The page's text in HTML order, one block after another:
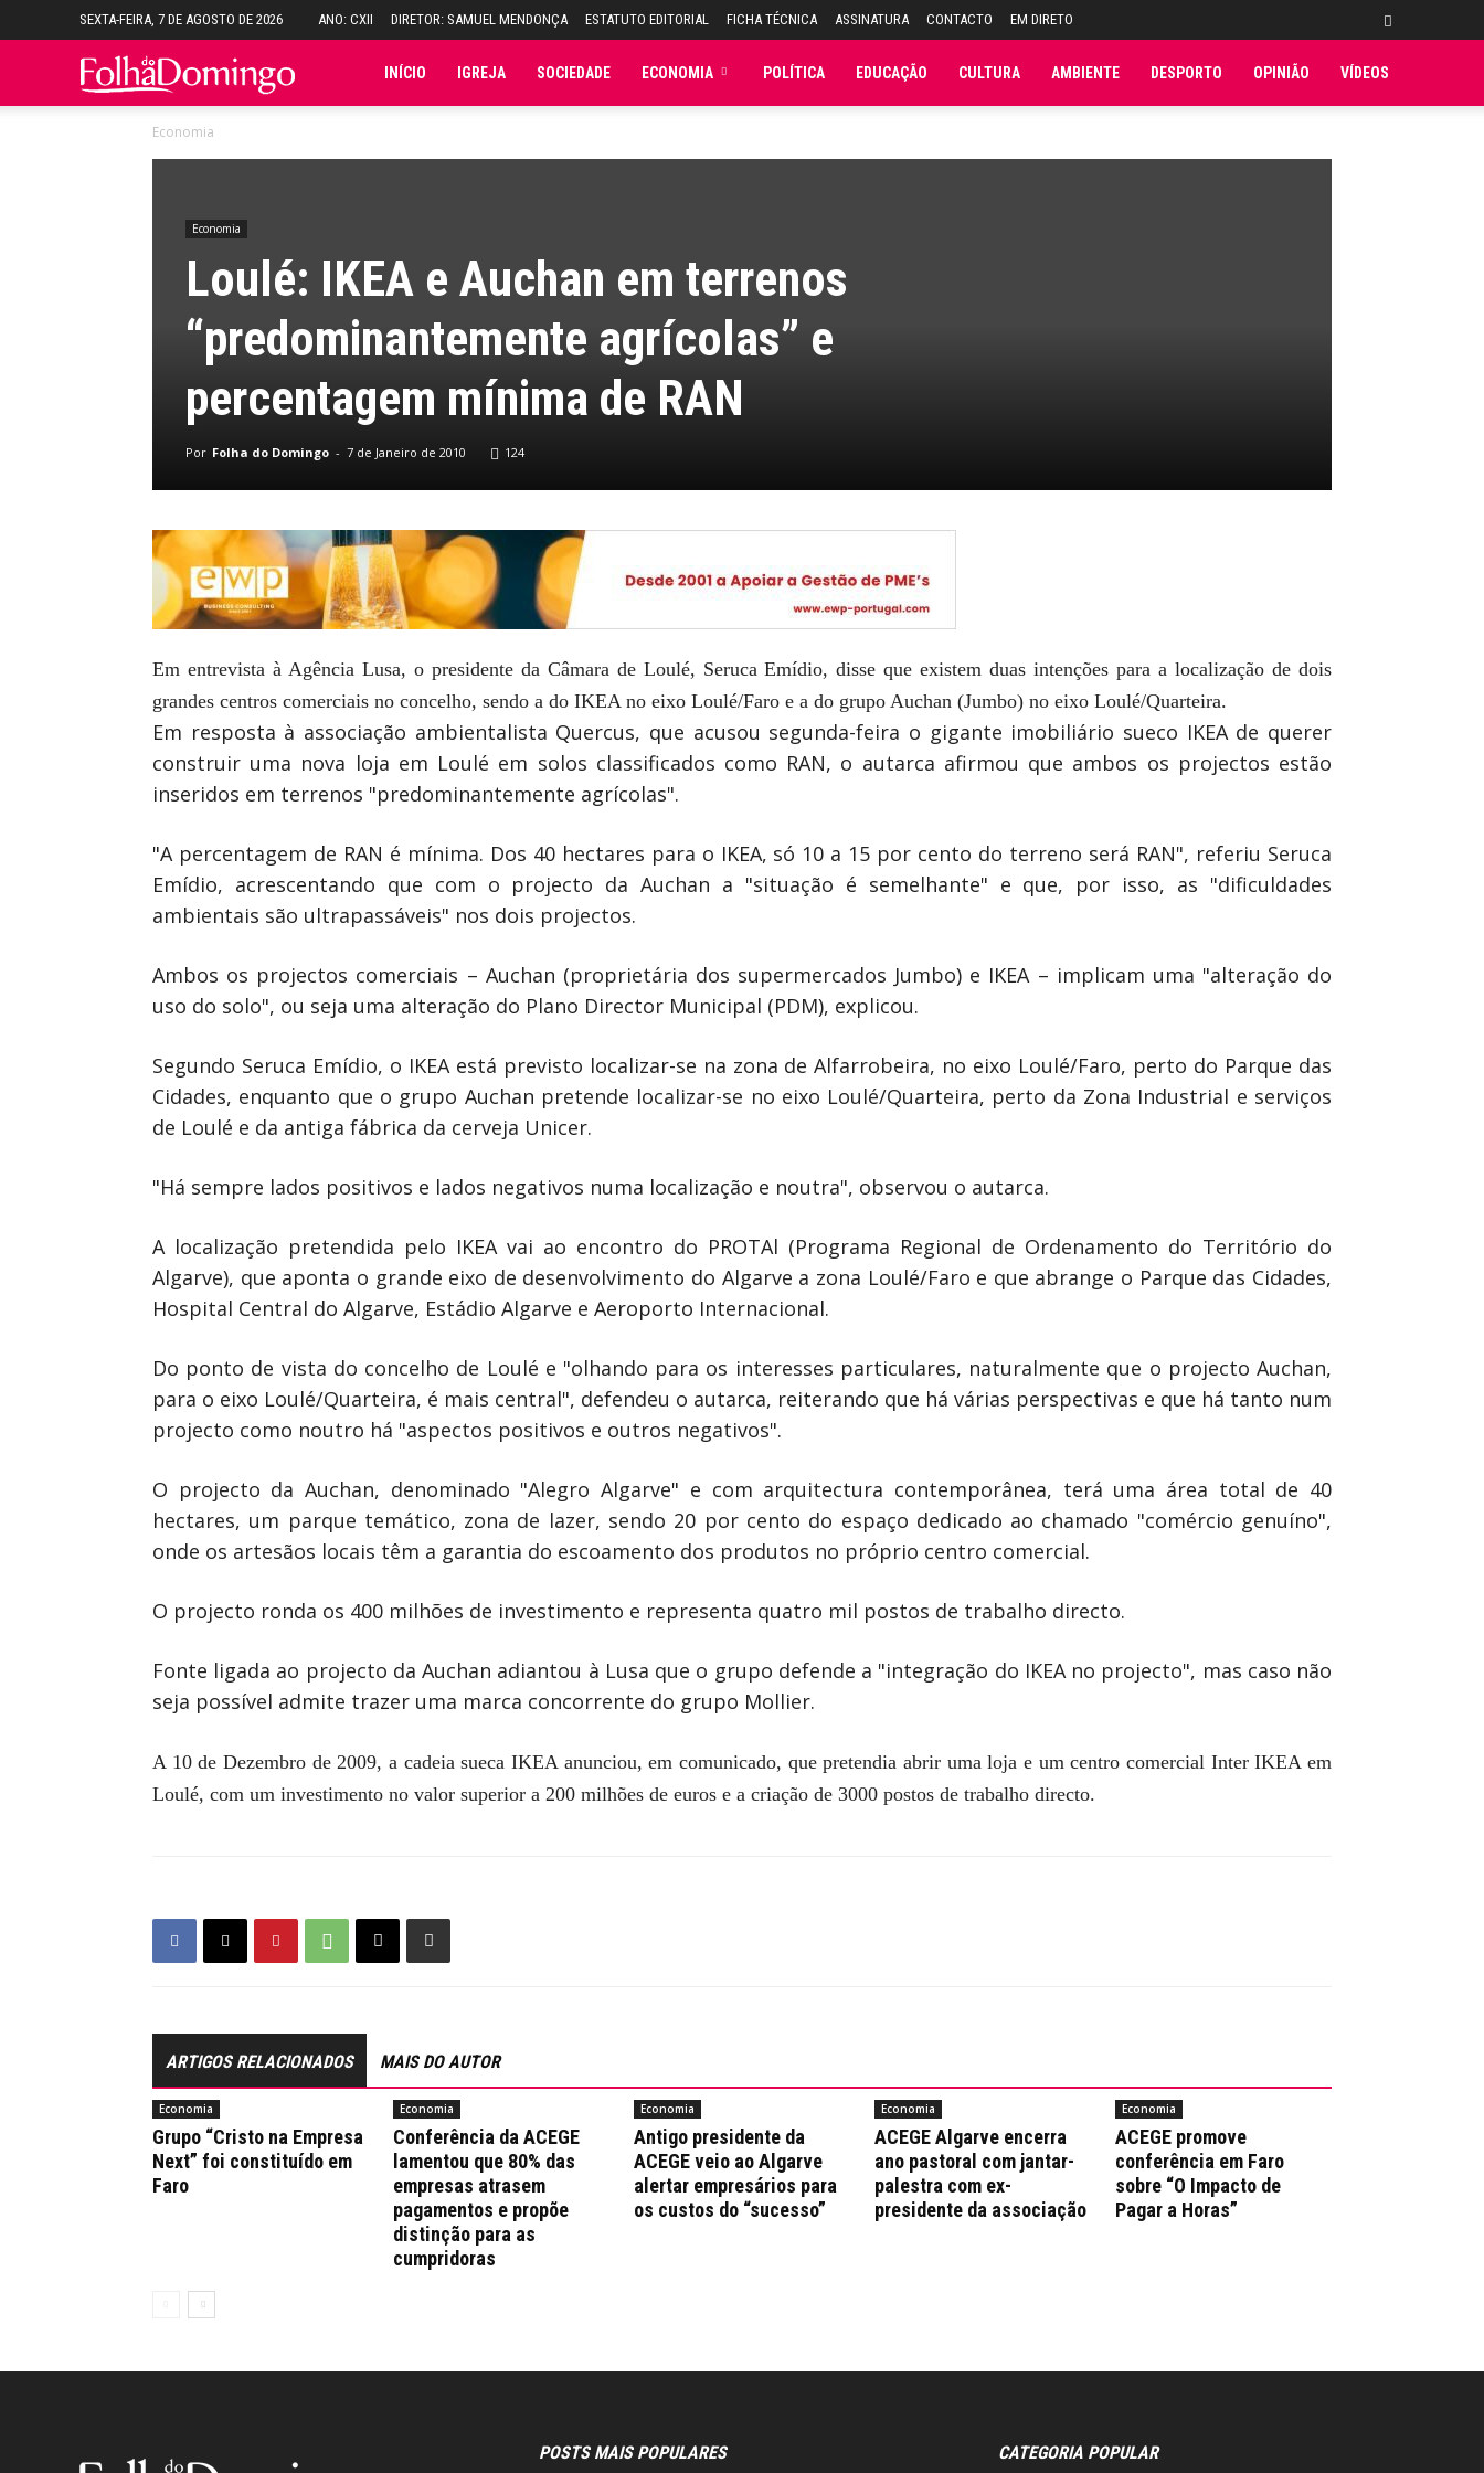
SEXTA-FEIRA, 7 DE AGOSTO DE 2026 ANO: CXII DIRETOR: SAMUEL MENDONÇA ESTATUTO EDITORIAL FICHA TÉCNICA ASSINATURA CONTACTO EM DIRETO
Folha INÍCIO IGREJA SOCIEDADE ECONOMIA POLÍTICA EDUCAÇÃO CULTURA AMBIENTE DESPORTO OPINIÃO VÍDEOS
Economia
Economia
Loulé: IKEA e Auchan em terrenos
“predominantemente agrícolas” e
percentagem mínima de RAN
Por Folha do Domingo - 7 de Janeiro de 2010 124
Em entrevista à Agência Lusa, o presidente da Câmara de Loulé, Seruca Emídio, disse que existem duas intenções para a localização de dois
grandes centros comerciais no concelho, sendo a do IKEA no eixo Loulé/Faro e a do grupo Auchan (Jumbo) no eixo Loulé/Quarteira.
Em resposta à associação ambientalista Quercus, que acusou segunda-feira o gigante imobiliário sueco IKEA de querer
construir uma nova loja em Loulé em solos classificados como RAN, o autarca afirmou que ambos os projectos estão
inseridos em terrenos "predominantemente agrícolas".
"A percentagem de RAN é mínima. Dos 40 hectares para o IKEA, só 10 a 15 por cento do terreno será RAN", referiu Seruca
Emídio, acrescentando que com o projecto da Auchan a "situação é semelhante" e que, por isso, as "dificuldades
ambientais são ultrapassáveis" nos dois projectos.
Ambos os projectos comerciais – Auchan (proprietária dos supermercados Jumbo) e IKEA – implicam uma "alteração do
uso do solo", ou seja uma alteração do Plano Director Municipal (PDM), explicou.
Segundo Seruca Emídio, o IKEA está previsto localizar-se na zona de Alfarrobeira, no eixo Loulé/Faro, perto do Parque das
Cidades, enquanto que o grupo Auchan pretende localizar-se no eixo Loulé/Quarteira, perto da Zona Industrial e serviços
de Loulé e da antiga fábrica da cerveja Unicer.
"Há sempre lados positivos e lados negativos numa localização e noutra", observou o autarca.
A localização pretendida pelo IKEA vai ao encontro do PROTAl (Programa Regional de Ordenamento do Território do
Algarve), que aponta o grande eixo de desenvolvimento do Algarve a zona Loulé/Faro e que abrange o Parque das Cidades,
Hospital Central do Algarve, Estádio Algarve e Aeroporto Internacional.
Do ponto de vista do concelho de Loulé e "olhando para os interesses particulares, naturalmente que o projecto Auchan,
para o eixo Loulé/Quarteira, é mais central", defendeu o autarca, reiterando que há várias perspectivas e que há tanto num
projecto como noutro há "aspectos positivos e outros negativos".
O projecto da Auchan, denominado "Alegro Algarve" e com arquitectura contemporânea, terá uma área total de 40
hectares, um parque temático, zona de lazer, sendo 20 por cento do espaço dedicado ao chamado "comércio genuíno",
onde os artesãos locais têm a garantia do escoamento dos produtos no próprio centro comercial.
O projecto ronda os 400 milhões de investimento e representa quatro mil postos de trabalho directo.
Fonte ligada ao projecto da Auchan adiantou à Lusa que o grupo defende a "integração do IKEA no projecto", mas caso não
seja possível admite trazer uma marca concorrente do grupo Mollier.
A 10 de Dezembro de 2009, a cadeia sueca IKEA anunciou, em comunicado, que pretendia abrir uma loja e um centro comercial Inter IKEA em
Loulé, com um investimento no valor superior a 200 milhões de euros e a criação de 3000 postos de trabalho directo.
ARTIGOS RELACIONADOS MAIS DO AUTOR
Economia
Grupo “Cristo na Empresa
Next” foi constituído em
Faro
Economia
Conferência da ACEGE
lamentou que 80% das
empresas atrasem
pagamentos e propõe
distinção para as
cumpridoras
Economia
Antigo presidente da
ACEGE veio ao Algarve
alertar empresários para
os custos do “sucesso”
Economia
ACEGE Algarve encerra
ano pastoral com jantar-
palestra com ex-
presidente da associação
Economia
ACEGE promove
conferência em Faro
sobre “O Impacto de
Pagar a Horas”
POSTS MAIS POPULARES CATEGORIA POPULAR